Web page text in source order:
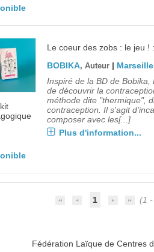
Le coeur des zobs : le jeu !
BOBIKA, Auteur |
Inspiré de la BD de
de découvrir la
méthode dite "thermique",
contraception. Il s'agit
composer avec les[...]
Plus d'information...
1 (1
Fédération Laïque de Centres